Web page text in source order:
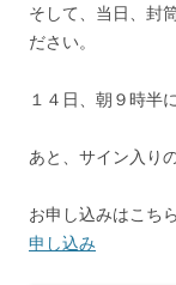
そして、当日、封
ださい。
１４日、朝９時半
あと、サイン入り
お申し込みはこち
申し込み